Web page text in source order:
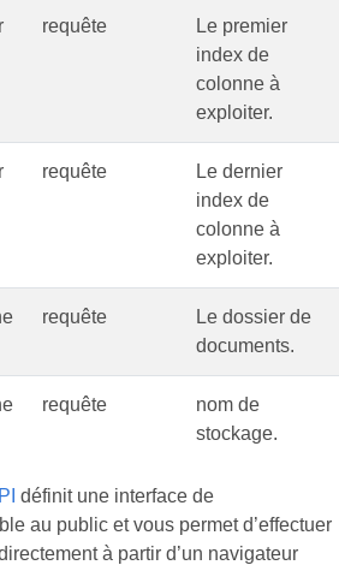
requête
Le premier
index de
colonne à
exploiter.
requête
Le dernier
index de
colonne à
exploiter.
requête
Le dossier de
documents.
requête
nom de
stockage.
définit une interface de
au public et vous permet d’effectuer
à partir d’un navigateur